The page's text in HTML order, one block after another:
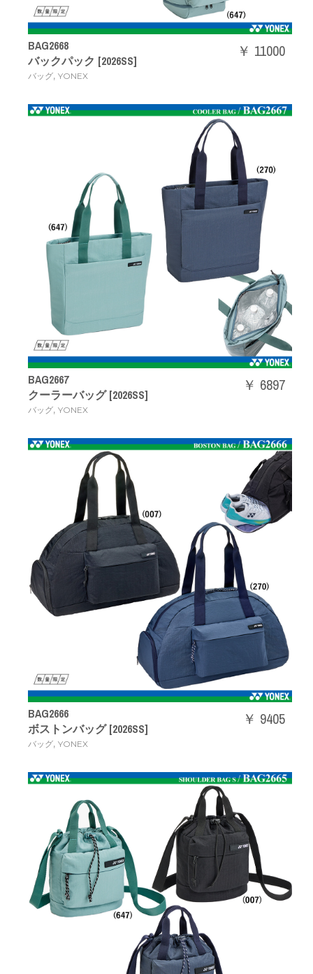
BAG2668
バックパック [2026SS]
バッグ, YONEX
￥ 11000
BAG2667
クーラーバッグ [2026SS]
バッグ, YONEX
￥ 6897
BAG2666
ボストンバッグ [2026SS]
バッグ, YONEX
￥ 9405